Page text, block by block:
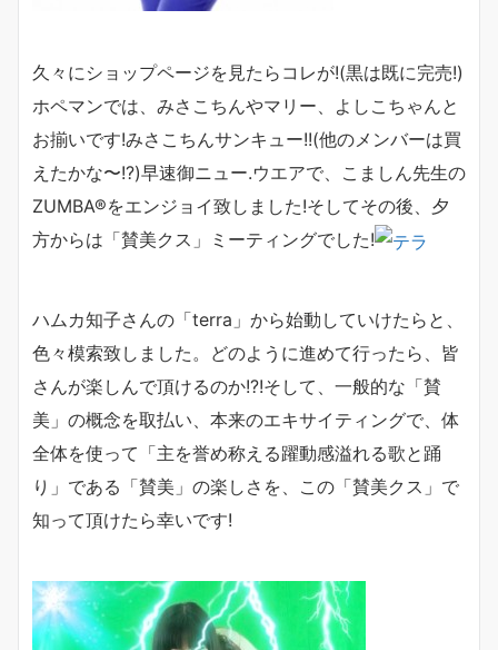
久々にショップページを見たらコレが!(黒は既に完売!)
ホペマンでは、みさこちんやマリー、よしこちゃんと
お揃いです!みさこちんサンキュー!!(他のメンバーは買
えたかな〜!?)早速御ニュー.ウエアで、こましん先生の
ZUMBA®をエンジョイ致しました!そしてその後、夕
方からは「賛美クス」ミーティングでした!
ハムカ知子さんの「terra」から始動していけたらと、
色々模索致しました。どのように進めて行ったら、皆
さんが楽しんで頂けるのか!?!そして、一般的な「賛
美」の概念を取払い、本来のエキサイティングで、体
全体を使って「主を誉め称える躍動感溢れる歌と踊
り」である「賛美」の楽しさを、この「賛美クス」で
知って頂けたら幸いです!